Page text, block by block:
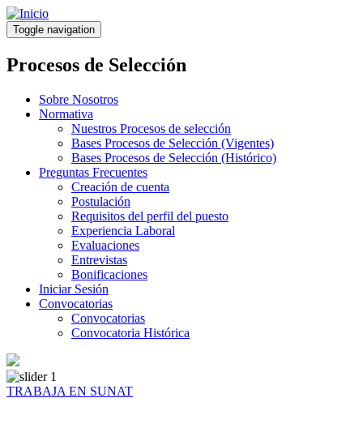
Pasar
al
contenido
principal
Toggle navigation
Procesos de Selección
Sobre Nosotros
Normativa
Nuestros Procesos de selección
Bases Procesos de Selección (Vigentes)
Bases Procesos de Selección (Histórico)
Preguntas Frecuentes
Creación de cuenta
Postulación
Requisitos del perfil del puesto
Experiencia Laboral
Evaluaciones
Entrevistas
Bonificaciones
Iniciar Sesión
Convocatorias
Convocatorias
Convocatoria Histórica
TRABAJA EN SUNAT